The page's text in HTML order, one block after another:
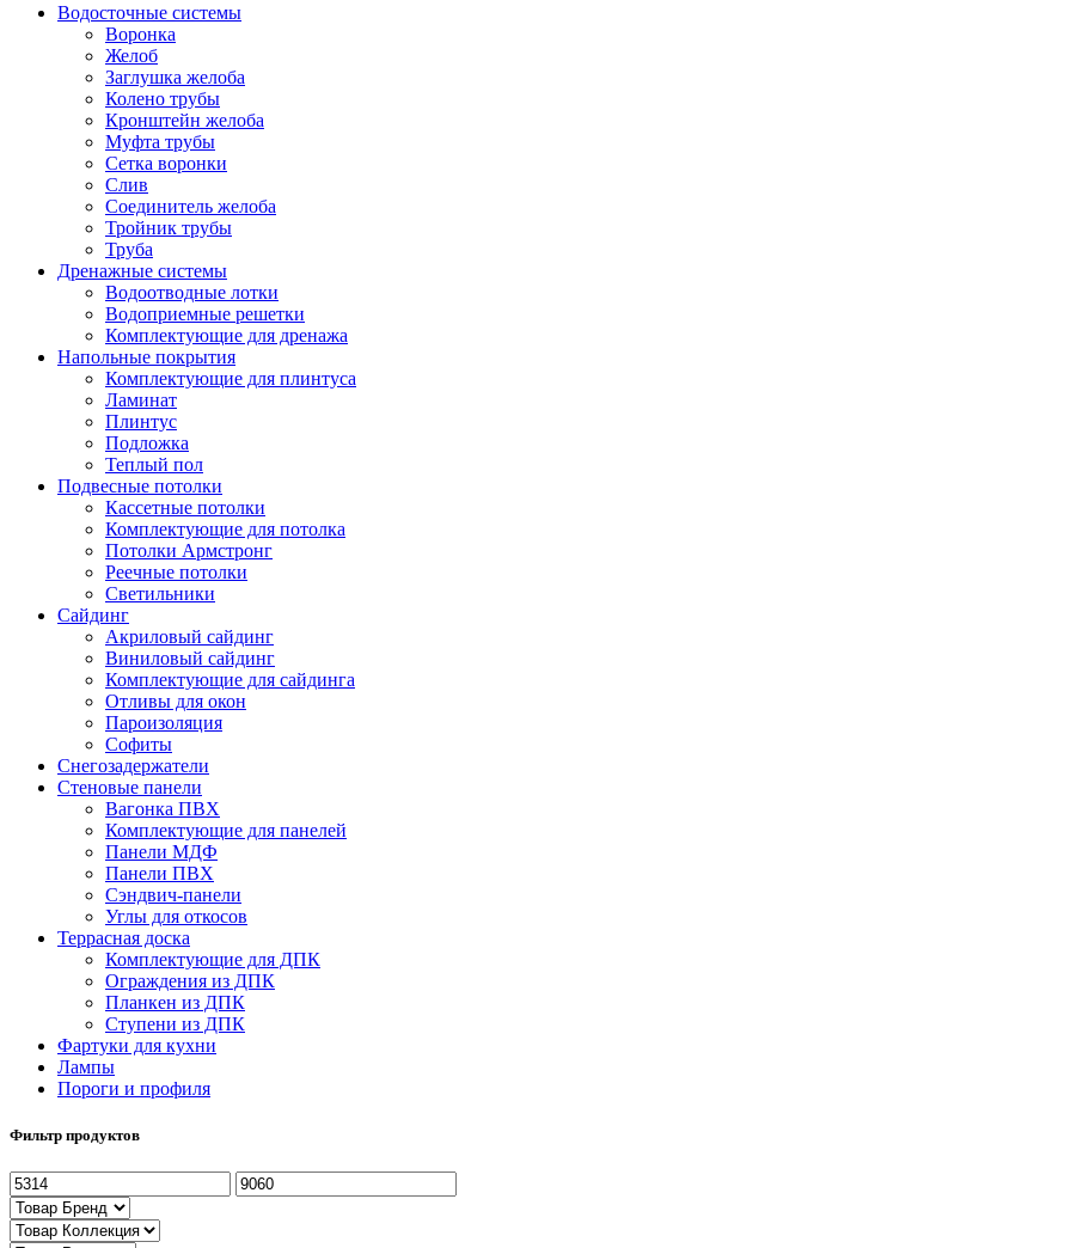
Водосточные системы
Воронка
Желоб
Заглушка желоба
Колено трубы
Кронштейн желоба
Муфта трубы
Сетка воронки
Слив
Соединитель желоба
Тройник трубы
Труба
Дренажные системы
Водоотводные лотки
Водоприемные решетки
Комплектующие для дренажа
Напольные покрытия
Комплектующие для плинтуса
Ламинат
Плинтус
Подложка
Теплый пол
Подвесные потолки
Кассетные потолки
Комплектующие для потолка
Потолки Армстронг
Реечные потолки
Светильники
Сайдинг
Акриловый сайдинг
Виниловый сайдинг
Комплектующие для сайдинга
Отливы для окон
Пароизоляция
Софиты
Снегозадержатели
Стеновые панели
Вагонка ПВХ
Комплектующие для панелей
Панели МДФ
Панели ПВХ
Сэндвич-панели
Углы для откосов
Террасная доска
Комплектующие для ДПК
Ограждения из ДПК
Планкен из ДПК
Ступени из ДПК
Фартуки для кухни
Лампы
Пороги и профиля
Фильтр продуктов